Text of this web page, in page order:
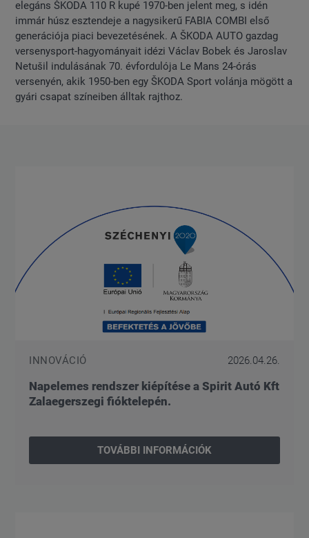
elegáns ŠKODA 110 R kupé 1970-ben jelent meg, s idén
immár húsz esztendeje a nagysikerű FABIA COMBI első
generációja piaci bevezetésének. A ŠKODA AUTO gazdag
versenysport-hagyományait idézi Václav Bobek és Jaroslav
Netušil indulásának 70. évfordulója Le Mans 24-órás
versenyén, akik 1950-ben egy ŠKODA Sport volánja mögött a
gyári csapat színeiben álltak rajthoz.
INNOVÁCIÓ 2026.04.26.
Napelemes rendszer kiépítése a Spirit Autó Kft
Zalaegerszegi fióktelepén.
TOVÁBBI INFORMÁCIÓK